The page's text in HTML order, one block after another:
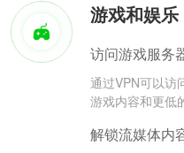
游戏和娱乐
访问游戏服务
通过VPN可以访
游戏内容和更低
解锁流媒体内